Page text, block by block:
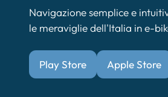
Navigazione semplice e
le meraviglie dell'Italia in e-
Play Store Apple Store